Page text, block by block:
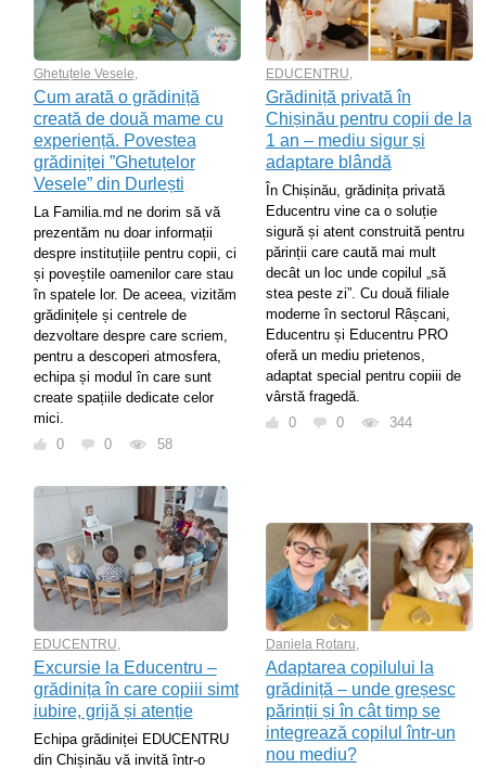
Ghetuțele Vesele
Cum arată o grădiniță
creată de două mame cu
experiență. Povestea
grădiniței ”Ghetuțelor
Vesele” din Durlești
La Familia.md ne dorim să vă
prezentăm nu doar informații
despre instituțiile pentru copii, ci
și poveștile oamenilor care stau
în spatele lor. De aceea, vizităm
grădinițele și centrele de
dezvoltare despre care scriem,
pentru a descoperi atmosfera,
echipa și modul în care sunt
create spațiile dedicate celor
mici.
0
0 58
EDUCENTRU
Grădiniță privată în
Chișinău pentru copii de la
1 an – mediu sigur și
adaptare blândă
În Chișinău, grădinița privată
Educentru vine ca o soluție
sigură și atent construită pentru
părinții care caută mai mult
decât un loc unde copilul „să
stea peste zi”. Cu două filiale
moderne în sectorul Râșcani,
Educentru și Educentru PRO
oferă un mediu prietenos,
adaptat special pentru copiii de
vârstă fragedă.
0
0 344
EDUCENTRU
Excursie la Educentru –
grădinița în care copiii simt
iubire, grijă și atenție
Echipa grădiniței EDUCENTRU
din Chișinău vă invită într-o
Daniela Rotaru
Adaptarea copilului la
grădiniță – unde greșesc
părinții și în cât timp se
integrează copilul într-un
nou mediu?